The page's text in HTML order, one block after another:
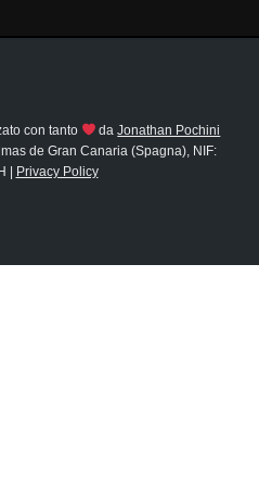
con tanto daJonathan Pochini
de Gran Canaria (Spagna), NIF:
|
Privacy Policy